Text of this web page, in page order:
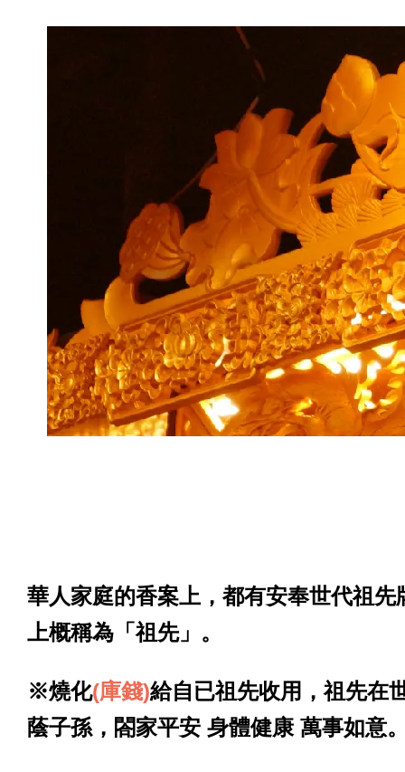
華人家庭的香案上，都有安奉世代祖
上概稱為「祖先」。
※燒化(庫錢)給自已祖先收用，祖先在
蔭子孫，閤家平安 身體健康 萬事如意